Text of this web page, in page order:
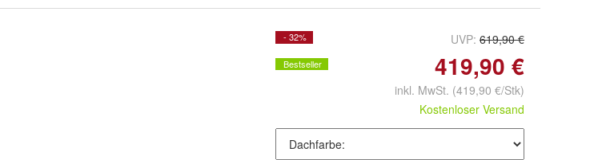
- 32% UVP: 619,90 €
Bestseller 419,90 €
inkl. MwSt. (419,90 €/Stk)
Kostenloser Versand